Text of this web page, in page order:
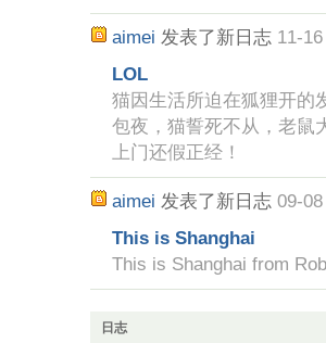
aimei 发表了新日志 11-
LOL
猫因生活所迫在狐狸开的
包夜，猫誓死不从，老鼠
上门还假正经！
aimei 发表了新日志 09-
This is Shanghai
This is Shanghai from
日志